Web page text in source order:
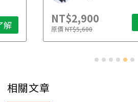
解 NT$2,900
原價NT$5,600
相關文章